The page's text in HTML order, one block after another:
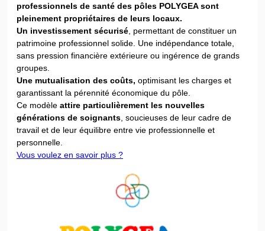
professionnels de santé des pôles POLYGEA sont
pleinement propriétaires de leurs locaux.
Un investissement sécurisé , permettant de constituer un
patrimoine professionnel solide. Une indépendance totale,
sans pression financière extérieure ou ingérence de grands
groupes.
Une mutualisation des coûts, optimisant les charges et
garantissant la pérennité économique du pôle.
Ce modèle attire particulièrement les nouvelles
générations de soignants , soucieuses de leur cadre de
travail et de leur équilibre entre vie professionnelle et
personnelle.
Vous voulez en savoir plus ?